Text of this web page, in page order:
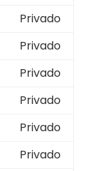
Privado
Privado
Privado
Privado
Privado
Privado